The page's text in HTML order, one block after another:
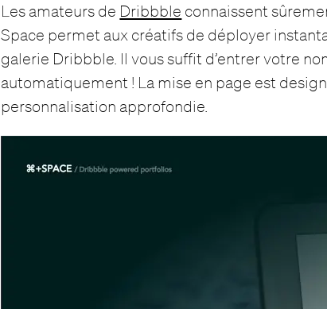
Les amateurs de Dribbble connaissent
Space permet aux créatifs de déployer
galerie Dribbble. Il vous suffit d’entrer votre
automatiquement ! La mise en page est
personnalisation approfondie.